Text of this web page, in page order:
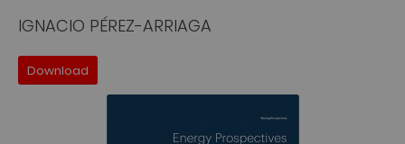
IGNACIO PÉREZ-ARRIAGA
Download